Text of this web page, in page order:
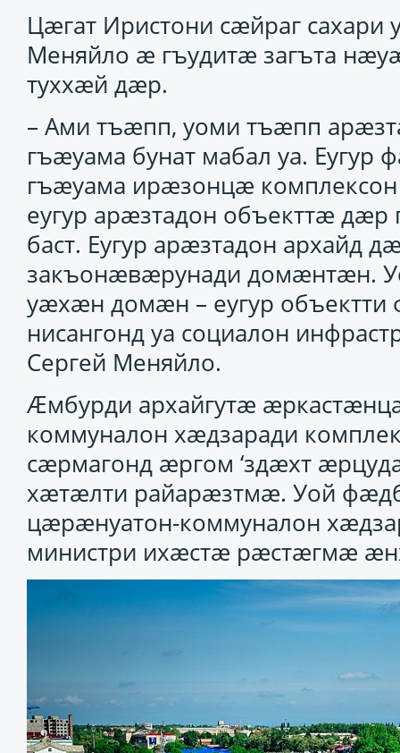
Цӕгат Иристони сӕйраг
Меняйло ӕ гъудитӕ загъта
туххӕй дӕр.
– Ами тъӕпп, уоми тъӕпп
гъӕуама бунат мабал уа.
гъӕуама ирӕзонцӕ
еугур арӕзтадон объекттӕ
баст. Еугур арӕзтадон архайд
закъонӕвӕрунади домӕнтӕн.
уӕхӕн домӕн – еугур
нисангонд уа социалон
Сергей Меняйло.
Ӕмбурди архайгутӕ
коммуналон хӕдзаради
сӕрмагонд ӕргом ‘здӕхт
хӕтӕлти райарӕзтмӕ. Уой
цӕрӕнуатон-коммуналон
министри ихӕстӕ рӕстӕгмӕ